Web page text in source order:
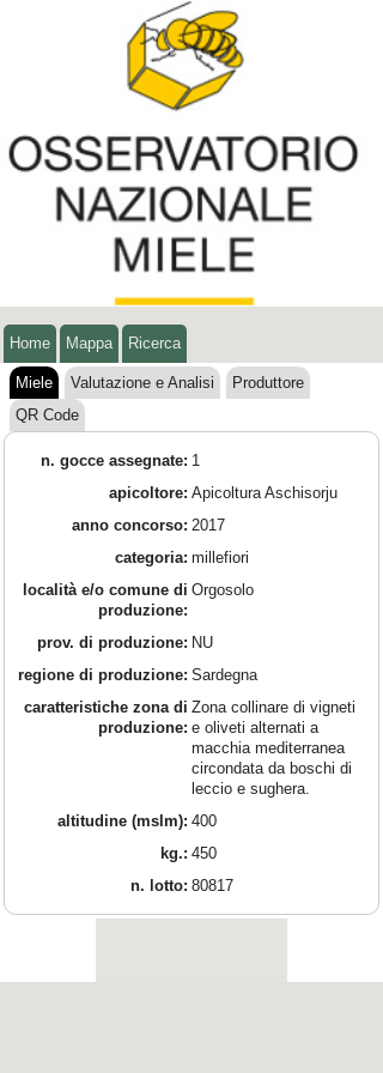
Home Mappa Ricerca
Miele Valutazione e Analisi
Produttore
QR Code
n. gocce assegnate: 1
apicoltore: Apicoltura Aschisorju
anno concorso: 2017
categoria: millefiori
località e/o comune di
produzione:
Orgosolo
prov. di produzione: NU
regione di produzione: Sardegna
caratteristiche zona di
produzione:
Zona collinare di vigneti
e oliveti alternati a
macchia mediterranea
circondata da boschi di
leccio e sughera.
altitudine (mslm): 400
kg.: 450
n. lotto: 80817